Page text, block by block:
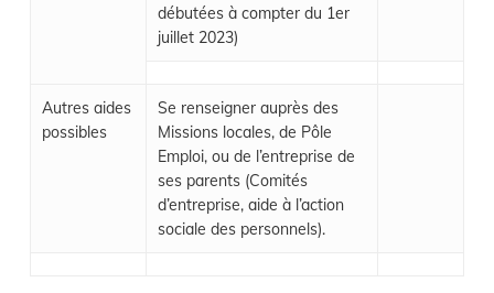
débutées à compter du 1er
juillet 2023)
Autres aides
possibles
Se renseigner auprès des
Missions locales, de Pôle
Emploi, ou de l’entreprise de
ses parents (Comités
d’entreprise, aide à l’action
sociale des personnels).